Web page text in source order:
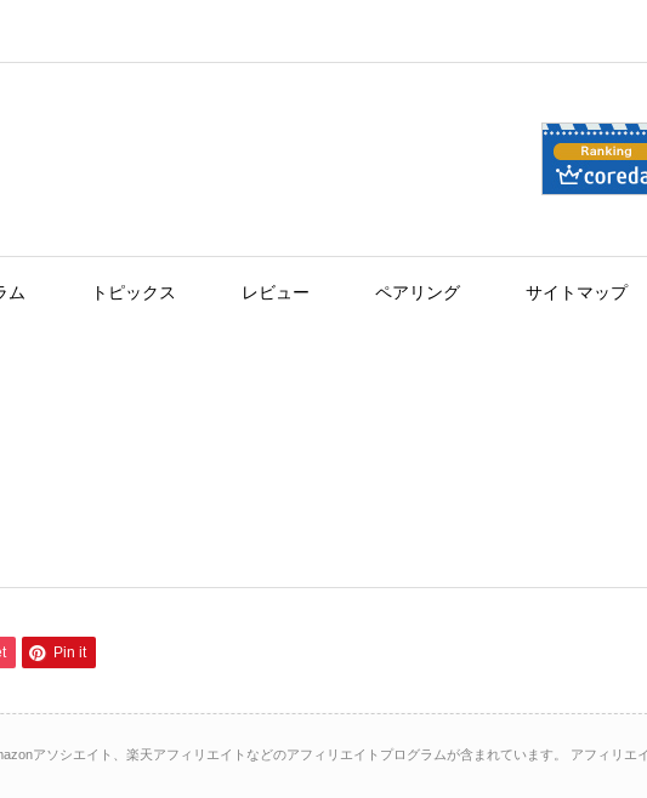
ム トピックス レビュー ペアリング サイトマップ
Pin it
アソシエイト、楽天アフィリエイトなどのアフィリエイトプログラムが含まれています。 アフィリエ